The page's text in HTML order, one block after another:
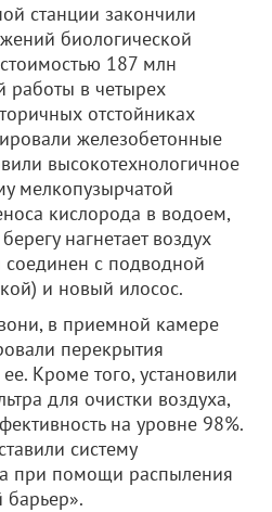
станции закончили
биологической
187 млн
работы в четырех
отстойниках
железобетонные
высокотехнологичное
мелкопузырчатой
кислорода в водоем,
нагнетает воздух
с подводной
и новый илосос.
в приемной камере
перекрытия
Кроме того, установили
для очистки воздуха,
на уровне 98%.
систему
при помощи распыления